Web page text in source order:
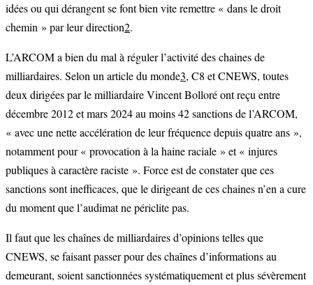
idées ou qui dérangent se font bien vite remettre « dans le droit
chemin » par leur direction2.
L’ARCOM a bien du mal à réguler l’activité des chaines de
milliardaires. Selon un article du monde3, C8 et CNEWS, toutes
deux dirigées par le milliardaire Vincent Bolloré ont reçu entre
décembre 2012 et mars 2024 au moins 42 sanctions de l’ARCOM,
« avec une nette accélération de leur fréquence depuis quatre ans »,
notamment pour « provocation à la haine raciale » et « injures
publiques à caractère raciste ». Force est de constater que ces
sanctions sont inefficaces, que le dirigeant de ces chaines n’en a cure
du moment que l’audimat ne périclite pas.
Il faut que les chaînes de milliardaires d’opinions telles que
CNEWS, se faisant passer pour des chaînes d’informations au
demeurant, soient sanctionnées systématiquement et plus sévèrement